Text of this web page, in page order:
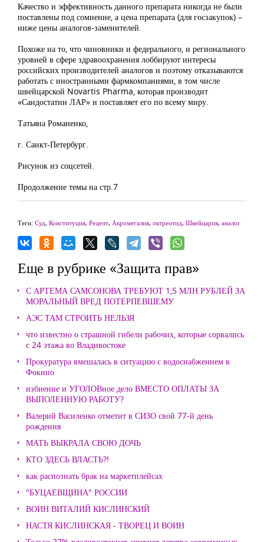
Качество и эффективность данного препарата никогда не были
поставлены под сомнение, а цена препарата (для госзакупок) –
ниже цены аналогов-заменителей.
Похоже на то, что чиновники и федерального, и регионального
уровней в сфере здравоохранения лоббируют интересы
российских производителей аналогов и поэтому отказываются
работать с иностранными фармкомпаниями, в том числе
швейцарской Novartis Pharma, которая производит
«Сандостатин ЛАР» и поставляет его по всему миру.
Татьяна Романенко,
г. Санкт-Петербург.
Рисунок из соцсетей.
Продолжение темы на стр.7
Теги: Суд, Конституция, Рецепт, Акромегалия, октреотид, Швейцария, аналог
Еще в рубрике «Защита прав»
С АРТЕМА САМСОНОВА ТРЕБУЮТ 1,5 МЛН РУБЛЕЙ ЗА
МОРАЛЬНЫЙ ВРЕД ПОТЕРПЕВШЕМУ
АЭС ТАМ СТРОИТЬ НЕЛЬЗЯ
что известно о страшной гибели рабочих, которые сорвались
с 24 этажа во Владивостоке
Прокуратура вмешалась в ситуацию с водоснабжением в
Фокино
избиение и УГОЛОВное дело ВМЕСТО ОПЛАТЫ ЗА
ВЫПОЛЕННУЮ РАБОТУ?
Валерий Василенко отметит в СИЗО свой 77-й день
рождения
МАТЬ ВЫКРАЛА СВОЮ ДОЧЬ
КТО ЗДЕСЬ ВЛАСТЬ?!
как распознать брак на маркетплейсах
"БУЦАЕВЩИНА" РОССИИ
ВОИН ВИТАЛИЙ КИСЛИНСКИЙ
НАСТЯ КИСЛИНСКАЯ - ТВОРЕЦ И ВОИН